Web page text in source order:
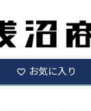
お気に入り